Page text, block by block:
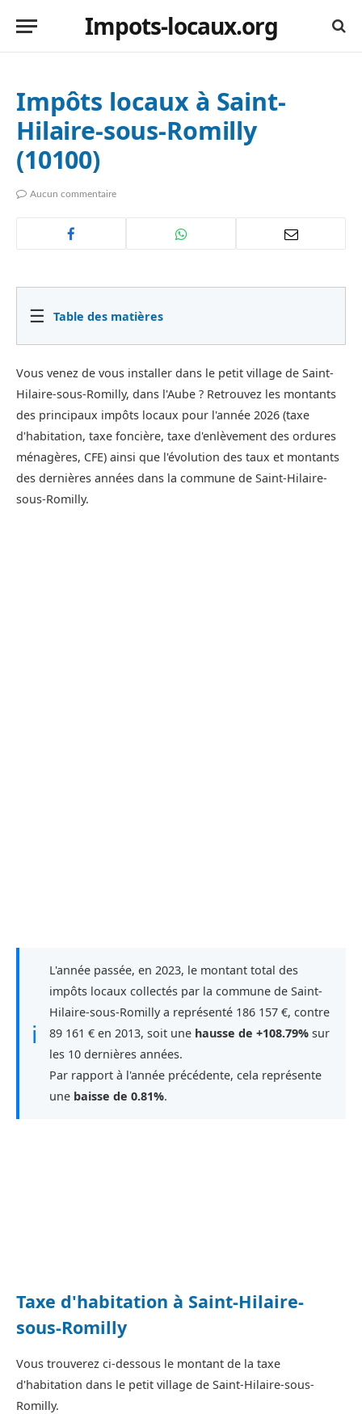
Impots-locaux.org
Impôts locaux à Saint-
Hilaire-sous-Romilly
(10100)
Aucun commentaire
☰ Table des matières
Vous venez de vous installer dans le petit village de Saint-
Hilaire-sous-Romilly, dans l'Aube ? Retrouvez les montants
des principaux impôts locaux pour l'année 2026 (taxe
d'habitation, taxe foncière, taxe d'enlèvement des ordures
ménagères, CFE) ainsi que l'évolution des taux et montants
des dernières années dans la commune de Saint-Hilaire-
sous-Romilly.
ℹ
L'année passée, en 2023, le montant total des
impôts locaux collectés par la commune de Saint-
Hilaire-sous-Romilly a représenté 186 157 €, contre
89 161 € en 2013, soit une hausse de +108.79% sur
les 10 dernières années.
Par rapport à l'année précédente, cela représente
une baisse de 0.81%.
Taxe d'habitation à Saint-Hilaire-
sous-Romilly
Vous trouverez ci-dessous le montant de la taxe
d'habitation dans le petit village de Saint-Hilaire-sous-
Romilly.